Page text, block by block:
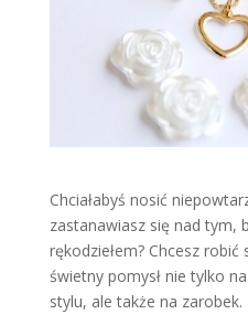
Chciałabyś nosić
zastanawiasz się nad tym,
rękodziełem? Chcesz
świetny pomysł nie tylko
stylu, ale także na